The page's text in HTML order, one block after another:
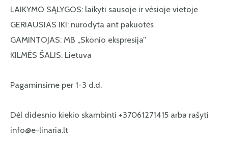
LAIKYMO SĄLYGOS: laikyti sausoje ir vėsioje vietoje
GERIAUSIAS IKI: nurodyta ant pakuotės
GAMINTOJAS: MB „Skonio ekspresija”
KILMĖS ŠALIS: Lietuva
Pagaminsime per 1-3 d.d.
Dėl didesnio kiekio skambinti +37061271415 arba rašyti
info@e-linaria.lt